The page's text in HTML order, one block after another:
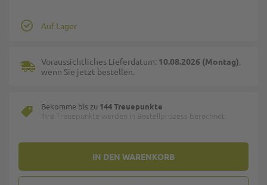
IN DEN WARENKORB
Auf Lager
Voraussichtliches Lieferdatum: 10.08.2026 (Montag),
wenn Sie jetzt bestellen.
Bekomme bis zu 144 Treuepunkte
Ihre Treuepunkte werden in Bestellprozess berechnet.